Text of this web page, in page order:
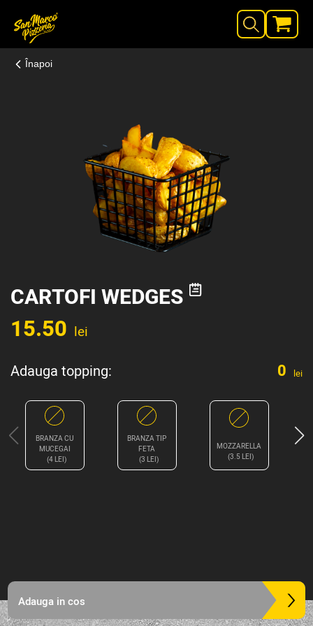
Înapoi
CARTOFI WEDGES
15.50 lei
Adauga topping: 0 lei
BRANZA CU
MUCEGAI
(4 LEI)
BRANZA TIP
FETA
(3 LEI)
MOZZARELLA
(3.5 LEI)
Adauga in cos